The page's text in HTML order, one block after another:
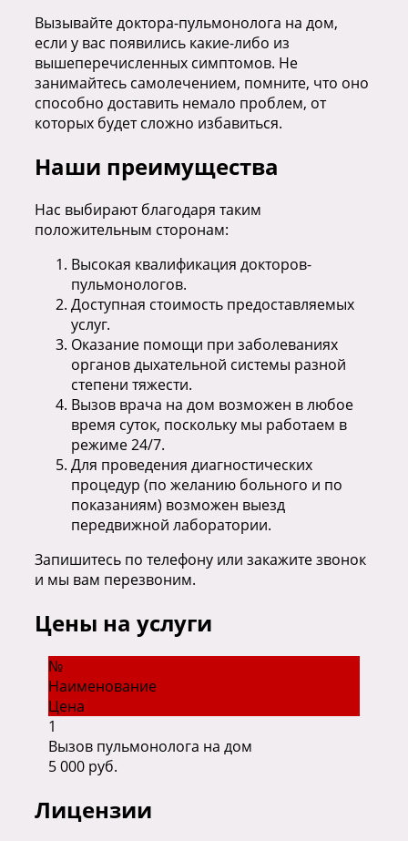
Вызывайте доктора-пульмонолога на дом,
если у вас появились какие-либо из
вышеперечисленных симптомов. Не
занимайтесь самолечением, помните, что оно
способно доставить немало проблем, от
которых будет сложно избавиться.
Наши преимущества
Нас выбирают благодаря таким
положительным сторонам:
Высокая квалификация докторов-
пульмонологов.
Доступная стоимость предоставляемых
услуг.
Оказание помощи при заболеваниях
органов дыхательной системы разной
степени тяжести.
Вызов врача на дом возможен в любое
время суток, поскольку мы работаем в
режиме 24/7.
Для проведения диагностических
процедур (по желанию больного и по
показаниям) возможен выезд
передвижной лаборатории.
Запишитесь по телефону или закажите звонок
и мы вам перезвоним.
Цены на услуги
№
Наименование
Цена
1
Вызов пульмонолога на дом
5 000 руб.
Лицензии